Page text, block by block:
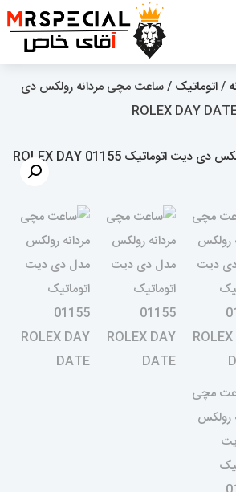
/اتوماتیک / ساعت مچی مردانه رولکس دی